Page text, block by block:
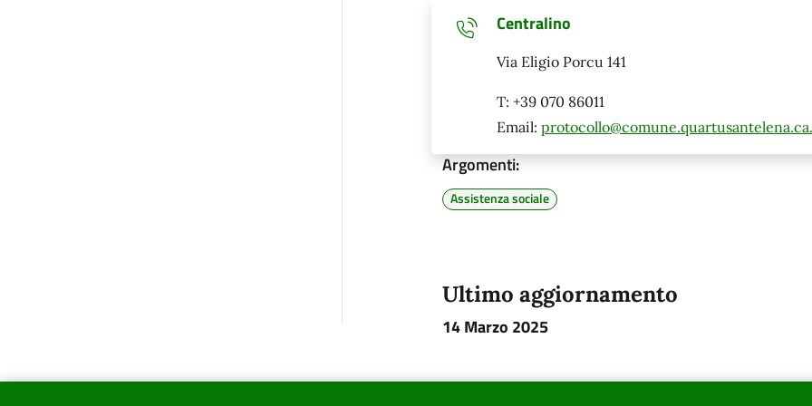
Centralino
Via Eligio Porcu 141
T: +39 070 86011
Email:
Argomenti:
Assistenza sociale
Ultimo aggiornamento
14 Marzo 2025